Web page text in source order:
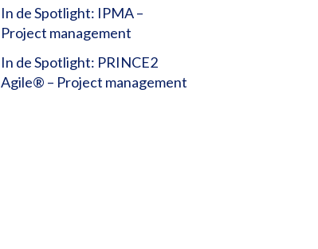
In de Spotlight: IPMA –
Project management
In de Spotlight: PRINCE2
Agile® – Project management